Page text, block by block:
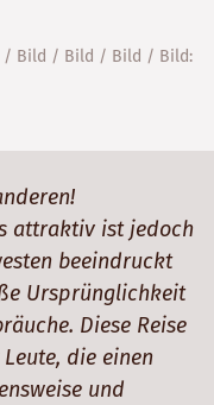
Bild / Bild / Bild / Bild:
attraktiv ist jedoch
beeindruckt
Ursprünglichkeit
Diese Reise
die einen
und